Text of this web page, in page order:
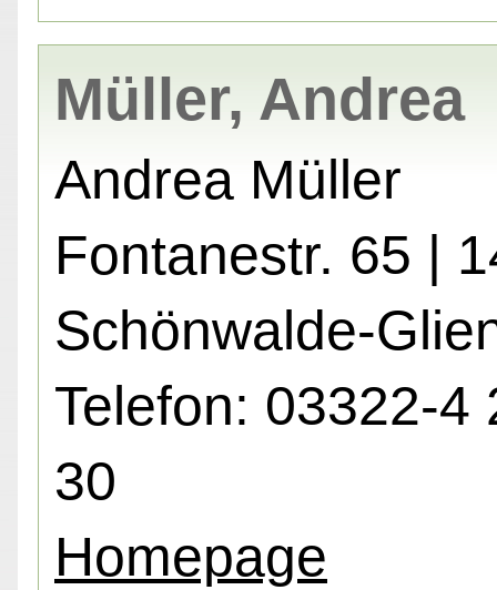
Müller, Andrea
Andrea Müller
Fontanestr. 65 |
Schönwalde-
Telefon: 03322-4
30
Homepage